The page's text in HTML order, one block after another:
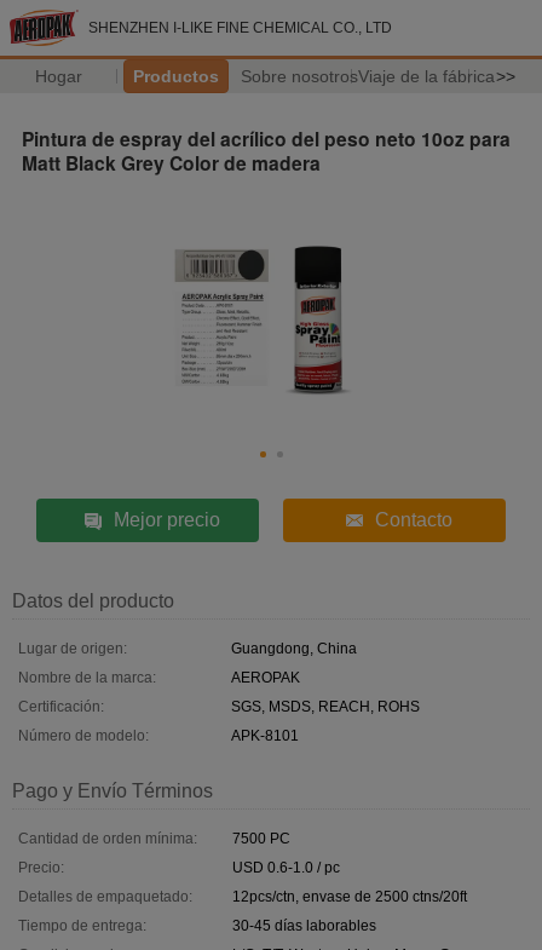
SHENZHEN I-LIKE FINE CHEMICAL CO., LTD
Hogar Productos Sobre nosotrosViaje de la fábrica>>
Pintura de espray del acrílico del peso neto 10oz para
Matt Black Grey Color de madera
Mejor precio Contacto
Datos del producto
Lugar de origen:
Guangdong, China
Nombre de la marca:
AEROPAK
Certificación:
SGS, MSDS, REACH, ROHS
Número de modelo:
APK-8101
Pago y Envío Términos
Cantidad de orden mínima:
7500 PC
Precio:
USD 0.6-1.0 / pc
Detalles de empaquetado:
12pcs/ctn, envase de 2500 ctns/20ft
Tiempo de entrega:
30-45 días laborables